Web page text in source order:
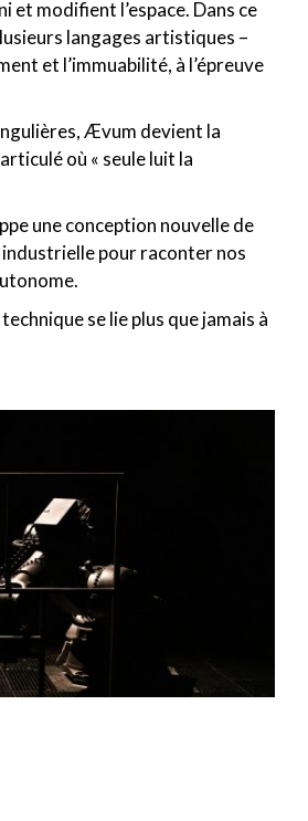
et modifient l’espace. Dans ce
langages artistiques –
et l’immuabilité, à l’épreuve
Ævum devient la
où « seule luit la
une conception nouvelle de
industrielle pour raconter nos
se lie plus que jamais à